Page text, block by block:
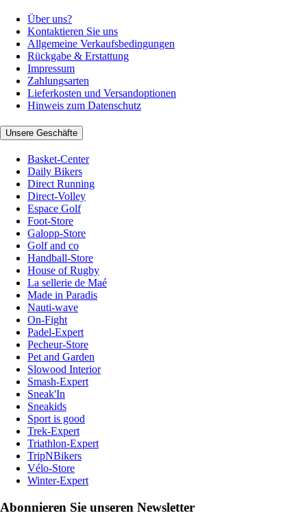
Über uns?
Kontaktieren Sie uns
Allgemeine Verkaufsbedingungen
Rückgabe & Erstattung
Impressum
Zahlungsarten
Lieferkosten und Versandoptionen
Hinweis zum Datenschutz
Unsere Geschäfte
Basket-Center
Daily Bikers
Direct Running
Direct-Volley
Espace Golf
Foot-Store
Galopp-Store
Golf and co
Handball-Store
House of Rugby
La sellerie de Maé
Made in Paradis
Nauti-wave
On-Fight
Padel-Expert
Pecheur-Store
Pet and Garden
Slowood Interior
Smash-Expert
Sneak'In
Sneakids
Sport is good
Trek-Expert
Triathlon-Expert
TripNBikers
Vélo-Store
Winter-Expert
Abonnieren Sie unseren Newsletter